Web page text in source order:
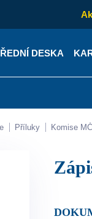
DESKA
Úřední deska
Příluky Komise MČ